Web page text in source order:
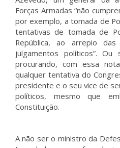
Forças Armadas “não
por exemplo, a tomada de
tentativas de tomada de
República, ao arrepio
julgamentos políticos”.
procurando, com essa
qualquer tentativa do
presidente e o seu vice de
políticos, mesmo que
Constituição.
A não ser o ministro da